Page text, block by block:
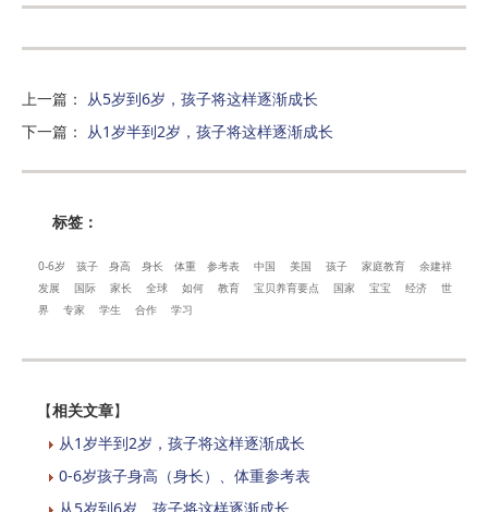
上一篇 ： 从5岁到6岁，孩子将这样逐渐成长
下一篇 ： 从1岁半到2岁，孩子将这样逐渐成长
标签：
0-6岁 孩子 身高 身长 体重 参考表 中国 美国 孩子 家庭教育
余建祥
发展
国际 家长 全球 如何 教育 宝贝养育要点 国家 宝宝 经济
世
界
专家 学生 合作 学习
【相关文章】
从1岁半到2岁，孩子将这样逐渐成长
0-6岁孩子身高（身长）、体重参考表